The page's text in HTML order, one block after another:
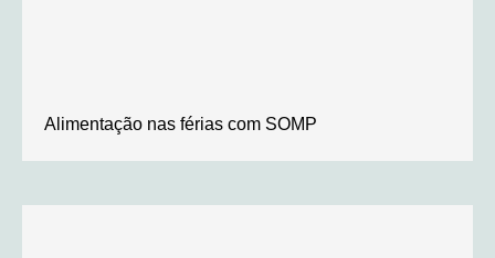
Alimentação nas férias com SOMP